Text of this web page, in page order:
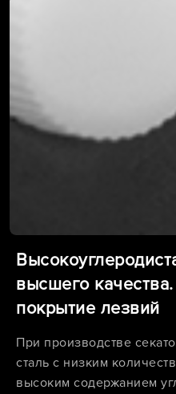
высшего
покрытие лезвий
При производстве
сталь с низким
высоким содержанием